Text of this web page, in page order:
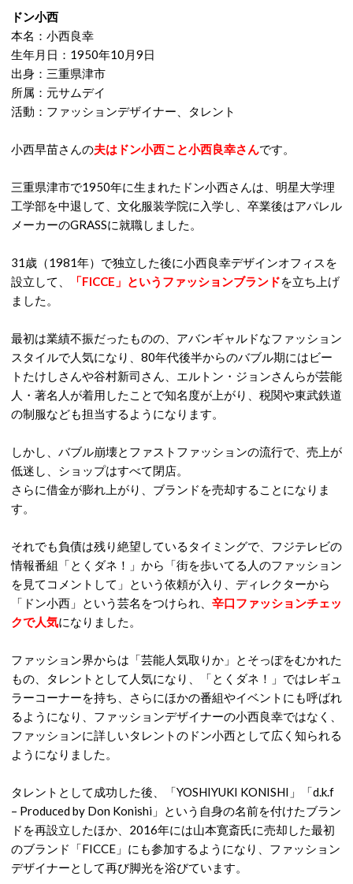
ドン小西
本名：小西良幸
生年月日：1950年10月9日
出身：三重県津市
所属：元サムデイ
活動：ファッションデザイナー、タレント
小西早苗さんの夫はドン小西こと小西良幸さんです。
三重県津市で1950年に生まれたドン小西さんは、明星大学理
工学部を中退して、文化服装学院に入学し、卒業後はアパレル
メーカーのGRASSに就職しました。
31歳（1981年）で独立した後に小西良幸デザインオフィスを
設立して、
「FICCE」というファッションブランドを立ち上げ
ました。
最初は業績不振だったものの、アバンギャルドなファッション
スタイルで人気になり、80年代後半からのバブル期にはビー
トたけしさんや谷村新司さん、エルトン・ジョンさんらが芸能
人・著名人が着用したことで知名度が上がり、税関や東武鉄道
の制服なども担当するようになります。
しかし、バブル崩壊とファストファッションの流行で、売上が
低迷し、ショップはすべて閉店。
さらに借金が膨れ上がり、ブランドを売却することになりま
す。
それでも負債は残り絶望しているタイミングで、フジテレビの
情報番組「とくダネ！」から「街を歩いてる人のファッション
を見てコメントして」という依頼が入り、ディレクターから
「ドン小西」という芸名をつけられ、 辛口ファッションチェッ
クで人気になりました。
ファッション界からは「芸能人気取りか」とそっぽをむかれた
もの、タレントとして人気になり、「とくダネ！」ではレギュ
ラーコーナーを持ち、さらにほかの番組やイベントにも呼ばれ
るようになり、ファッションデザイナーの小西良幸ではなく、
ファッションに詳しいタレントのドン小西として広く知られる
ようになりました。
タレントとして成功した後、「YOSHIYUKI KONISHI」「d.k.f
– Produced by Don Konishi」という自身の名前を付けたブラン
ドを再設立したほか、2016年には山本寛斎氏に売却した最初
のブランド「FICCE」にも参加するようになり、ファッション
デザイナーとして再び脚光を浴びています。